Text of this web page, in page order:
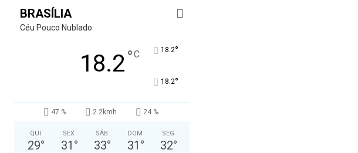
BRASÍLIA
Céu Pouco Nublado
18.2°C 18.2°
18.2°
47 % 2.2kmh 24 %
QUI
29°
SEX
31 °
SÁB
33°
DOM
31 °
SEG
32°